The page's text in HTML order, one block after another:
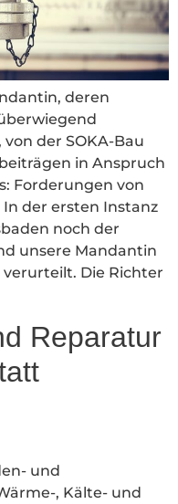
deren
der SOKA-Bau
in Anspruch
Forderungen von
der ersten Instanz
noch der
unsere Mandantin
verurteilt. Die Richter
Reparatur
und
, Kälte- und